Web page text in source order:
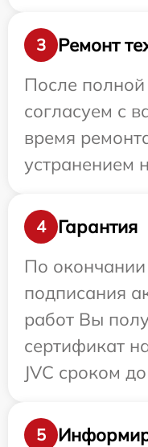
3
Ремонт
После
согласуем с
время
устранением
4
Гарантия
По
подписания
работ Вы
сертификат
JVC сроком
5